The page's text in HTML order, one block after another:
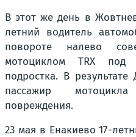
В этот же день в
летний водитель
повороте налево
мотоциклом TRX под
подростка. В
пассажир
повреждения.
23 мая в Енакиево 17-